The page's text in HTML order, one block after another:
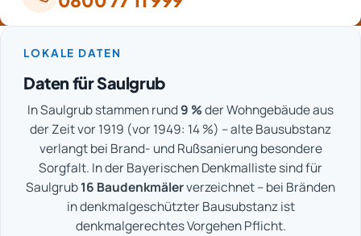
LOKALE DATEN
Daten für Saulgrub
In Saulgrub stammen rund9 %der Wohngebäude aus
der Zeit vor 1919 (vor 1949: 14 %) – alte Bausubstanz
verlangt bei Brand- und Rußsanierung besondere
Sorgfalt. In der Bayerischen Denkmalliste sind für
Saulgrub16 Baudenkmälerverzeichnet – bei Bränden
in denkmalgeschützter Bausubstanz ist
denkmalgerechtes Vorgehen Pflicht.